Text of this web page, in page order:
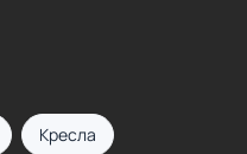
Кресла